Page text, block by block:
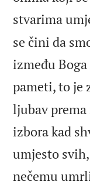
stvarima
se čini da
između
pameti, to je
ljubav
izbora kad
umjesto
nečemu